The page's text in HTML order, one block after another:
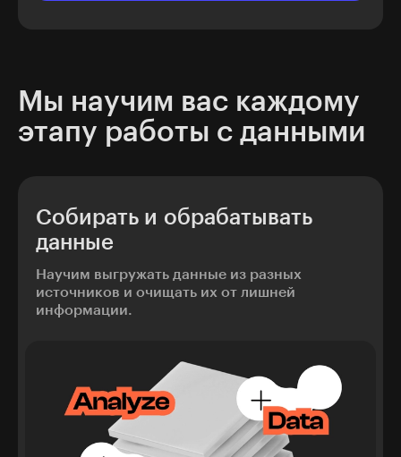
Мы научим вас каждому
этапу работы с данными
Собирать и обрабатывать
данные
Научим выгружать данные из разных
источников и очищать их от лишней
информации.